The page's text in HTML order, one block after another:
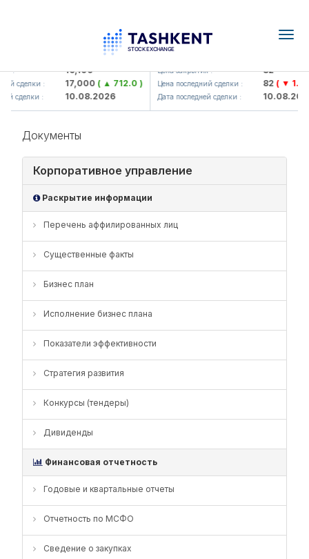
: 16,100
сделки : 17,000( ▲ 712.0 )
сделки : 10.08.2026
KFSK (<Kafolat sug'urta
Цена закрытия : 82
Цена последний сделки : 82( ▼ 1.91 )
Дата последней сделки : 10.08.2026
Документы
Корпоративное управление
Раскрытие информации
Перечень аффилированных лиц
Существенные факты
Бизнес план
Исполнение бизнес плана
Показатели эффективности
Стратегия развития
Конкурсы (тендеры)
Дивиденды
Финансовая отчетность
Годовые и квартальные отчеты
Отчетность по МСФО
Сведение о закупках